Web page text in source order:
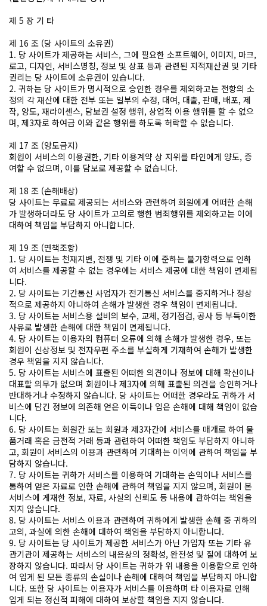
제 5 장 기 타
제 16 조 (당 사이트의 소유권)
1. 당 사이트가 제공하는 서비스, 그에 필요한 소프트웨어, 이미지, 마크,
로고, 디자인, 서비스명칭, 정보 및 상표 등과 관련된 지적재산권 및 기타
권리는 당 사이트에 소유권이 있습니다.
2. 귀하는 당 사이트가 명시적으로 승인한 경우를 제외하고는 전항의 소
정의 각 재산에 대한 전부 또는 일부의 수정, 대여, 대출, 판매, 배포, 제
작, 양도, 재라이센스, 담보권 설정 행위, 상업적 이용 행위를 할 수 없으
며, 제3자로 하여금 이와 같은 행위를 하도록 허락할 수 없습니다.
제 17 조 (양도금지)
회원이 서비스의 이용권한, 기타 이용계약 상 지위를 타인에게 양도, 증
여할 수 없으며, 이를 담보로 제공할 수 없습니다.
제 18 조 (손해배상)
당 사이트는 무료로 제공되는 서비스와 관련하여 회원에게 어떠한 손해
가 발생하더라도 당 사이트가 고의로 행한 범죄행위를 제외하고는 이에
대하여 책임을 부담하지 아니합니다.
제 19 조 (면책조항)
1. 당 사이트는 천재지변, 전쟁 및 기타 이에 준하는 불가항력으로 인하
여 서비스를 제공할 수 없는 경우에는 서비스 제공에 대한 책임이 면제됩
니다.
2. 당 사이트는 기간통신 사업자가 전기통신 서비스를 중지하거나 정상
적으로 제공하지 아니하여 손해가 발생한 경우 책임이 면제됩니다.
3. 당 사이트는 서비스용 설비의 보수, 교체, 정기점검, 공사 등 부득이한
사유로 발생한 손해에 대한 책임이 면제됩니다.
4. 당 사이트는 이용자의 컴퓨터 오류에 의해 손해가 발생한 경우, 또는
회원이 신상정보 및 전자우편 주소를 부실하게 기재하여 손해가 발생한
경우 책임을 지지 않습니다.
5. 당 사이트는 서비스에 표출된 어떠한 의견이나 정보에 대해 확신이나
대표할 의무가 없으며 회원이나 제3자에 의해 표출된 의견을 승인하거나
반대하거나 수정하지 않습니다. 당 사이트는 어떠한 경우라도 귀하가 서
비스에 담긴 정보에 의존해 얻은 이득이나 입은 손해에 대해 책임이 없습
니다.
6. 당 사이트는 회원간 또는 회원과 제3자간에 서비스를 매개로 하여 물
품거래 혹은 금전적 거래 등과 관련하여 어떠한 책임도 부담하지 아니하
고, 회원이 서비스의 이용과 관련하여 기대하는 이익에 관하여 책임을 부
담하지 않습니다.
7. 당 사이트는 귀하가 서비스를 이용하여 기대하는 손익이나 서비스를
통하여 얻은 자료로 인한 손해에 관하여 책임을 지지 않으며, 회원이 본
서비스에 게재한 정보, 자료, 사실의 신뢰도 등 내용에 관하여는 책임을
지지 않습니다.
8. 당 사이트는 서비스 이용과 관련하여 귀하에게 발생한 손해 중 귀하의
고의, 과실에 의한 손해에 대하여 책임을 부담하지 아니합니다.
9. 당 사이트는 당 사이트가 제공한 서비스가 아닌 가입자 또는 기타 유
관기관이 제공하는 서비스의 내용상의 정확성, 완전성 및 질에 대하여 보
장하지 않습니다. 따라서 당 사이트는 귀하가 위 내용을 이용함으로 인하
여 입게 된 모든 종류의 손실이나 손해에 대하여 책임을 부담하지 아니합
니다. 또한 당 사이트는 이용자가 서비스를 이용하며 타 이용자로 인해
입게 되는 정신적 피해에 대하여 보상할 책임을 지지 않습니다.